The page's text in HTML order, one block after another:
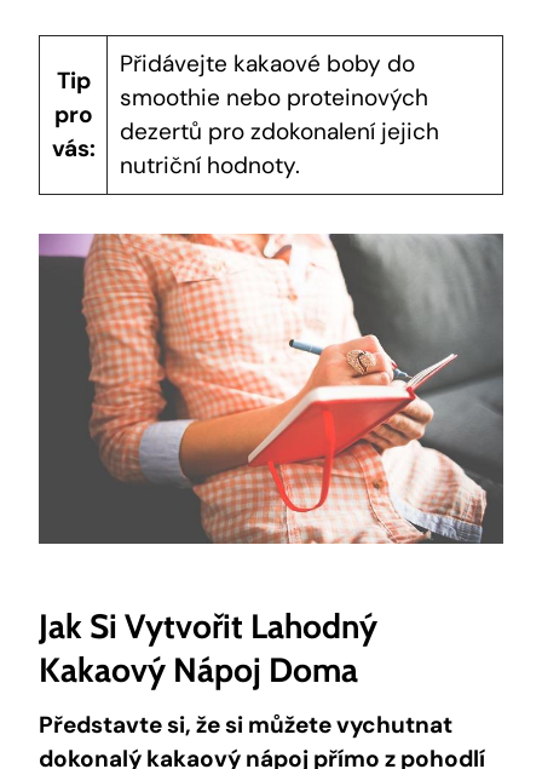
Tip
pro
vás:
Přidávejte kakaové boby do⁣
smoothie nebo proteinových
dezertů‌ pro ​zdokonalení jejich
nutriční hodnoty.
Jak Si​ Vytvořit Lahodný
Kakaový ‍nápoj Doma
Představte⁢ si, že si můžete vychutnat
dokonalý kakaový nápoj přímo z ‍pohodlí